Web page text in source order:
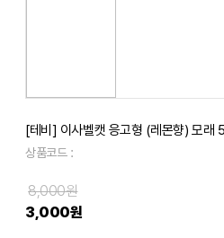
[테비] 이사벨캣 응고형 (레몬향) 모래
상품코드 :
8,000원
3,000원